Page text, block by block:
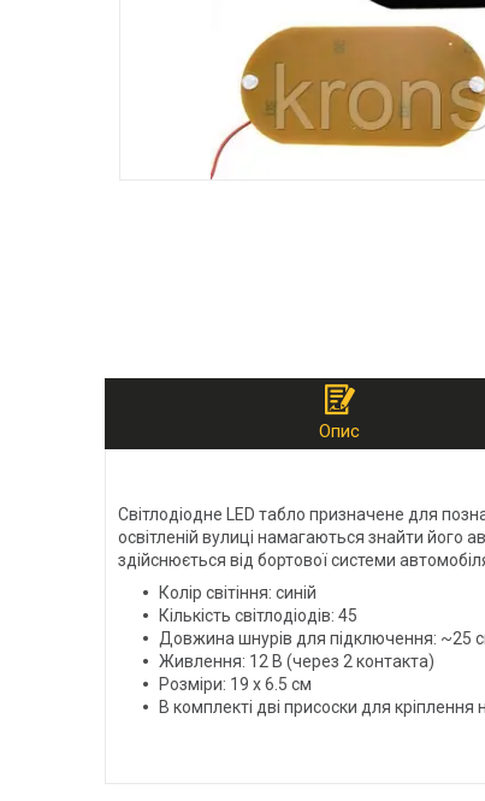
Опис
Світлодіодне LED табло призначене для
освітленій вулиці намагаються знайти його
здійснюється від бортової системи
Колір світіння: синій
Кількість світлодіодів: 45
Довжина шнурів для підключення: ~25
Живлення: 12 В (через 2 контакта)
Розміри: 19 х 6.5 см
В комплекті дві присоски для кріплення